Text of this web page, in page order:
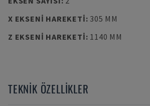
X EKSENI HAREKETI: 305 MM
Z EKSENI HAREKETI: 1140 MM
TEKNIK ÖZELLIKLER